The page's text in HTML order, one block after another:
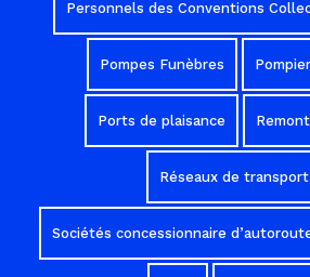
Personnels des Conventions
Pompes Funèbres
Ports de plaisance
Réseaux de
Sociétés concessionnaire